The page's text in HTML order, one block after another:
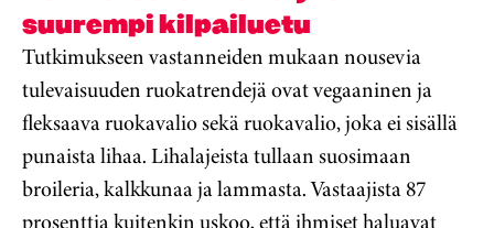
suurempi kilpailuetu
Tutkimukseen vastanneiden mukaan nousevia
tulevaisuuden ruokatrendejä ovat vegaaninen ja
fleksaava ruokavalio sekä ruokavalio, joka ei sisällä
punaista lihaa. Lihalajeista tullaan suosimaan
broileria, kalkkunaa ja lammasta. Vastaajista 87